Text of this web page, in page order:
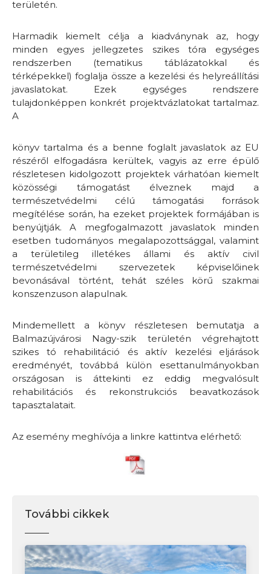
területén.
Harmadik kiemelt célja a kiadványnak az, hogy
minden egyes jellegzetes szikes tóra egységes
rendszerben (tematikus táblázatokkal és
térképekkel) foglalja össze a kezelési és helyreállítási
javaslatokat. Ezek egységes rendszere
tulajdonképpen konkrét projektvázlatokat tartalmaz.
A
könyv tartalma és a benne foglalt javaslatok az EU
részéről elfogadásra kerültek, vagyis az erre épülő
részletesen kidolgozott projektek várhatóan kiemelt
közösségi támogatást élveznek majd a
természetvédelmi célú támogatási források
megítélése során, ha ezeket projektek formájában is
benyújtják. A megfogalmazott javaslatok minden
esetben tudományos megalapozottsággal, valamint
a területileg illetékes állami és aktív civil
természetvédelmi szervezetek képviselőinek
bevonásával történt, tehát széles körű szakmai
konszenzuson alapulnak.
Mindemellett a könyv részletesen bemutatja a
Balmazújvárosi Nagy-szik területén végrehajtott
szikes tó rehabilitáció és aktív kezelési eljárások
eredményét, továbbá külön esettanulmányokban
országosan is áttekinti ez eddig megvalósult
rehabilitációs és rekonstrukciós beavatkozások
tapasztalatait.
Az esemény meghívója a linkre kattintva elérhető:
További cikkek